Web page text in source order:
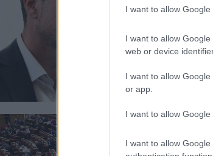
I want to allow
I want to allow
web or device
I want to allow
or app.
I want to allow
I want to allow
Η
Οι